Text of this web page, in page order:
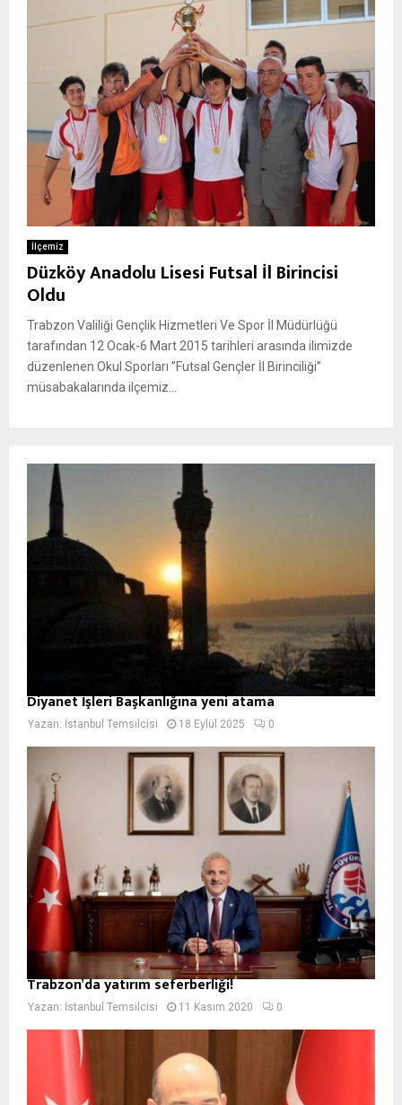
İlçemiz
Düzköy Anadolu Lisesi Futsal İl Birincisi
Oldu
Trabzon Valiliği Gençlik Hizmetleri Ve Spor İl Müdürlüğü
tarafından 12 Ocak-6 Mart 2015 tarihleri arasında ilimizde
düzenlenen Okul Sporları ’’Futsal Gençler İl Birinciliği’’
müsabakalarında ilçemiz...
Diyanet İşleri Başkanlığına yeni atama
Yazan: İstanbul Temsilcisi 18 Eylül 2025 0
Trabzon’da yatırım seferberliği!
Yazan: İstanbul Temsilcisi 11 Kasım 2020 0